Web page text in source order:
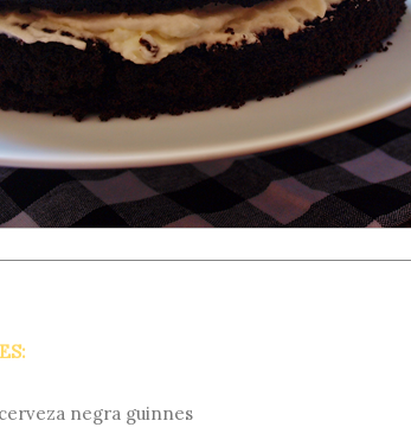
negra guinnes